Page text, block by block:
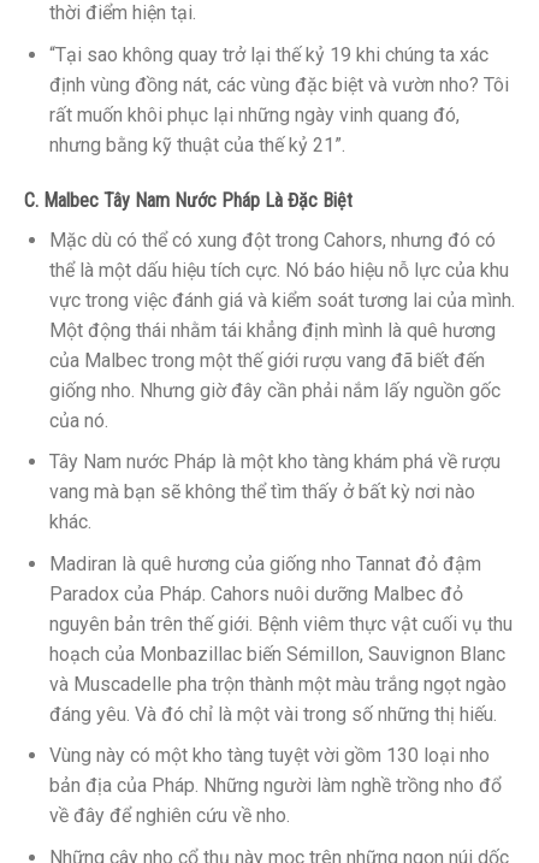
thời điểm hiện tại.
“Tại sao không quay trở lại thế kỷ 19 khi chúng ta xác
định vùng đồng nát, các vùng đặc biệt và vườn nho? Tôi
rất muốn khôi phục lại những ngày vinh quang đó,
nhưng bằng kỹ thuật của thế kỷ 21”.
C. Malbec Tây Nam Nước Pháp Là Đặc Biệt
Mặc dù có thể có xung đột trong Cahors, nhưng đó có
thể là một dấu hiệu tích cực. Nó báo hiệu nỗ lực của khu
vực trong việc đánh giá và kiểm soát tương lai của mình.
Một động thái nhằm tái khẳng định mình là quê hương
của Malbec trong một thế giới rượu vang đã biết đến
giống nho. Nhưng giờ đây cần phải nắm lấy nguồn gốc
của nó.
Tây Nam nước Pháp là một kho tàng khám phá về rượu
vang mà bạn sẽ không thể tìm thấy ở bất kỳ nơi nào
khác.
Madiran là quê hương của giống nho Tannat đỏ đậm
Paradox của Pháp. Cahors nuôi dưỡng Malbec đỏ
nguyên bản trên thế giới. Bệnh viêm thực vật cuối vụ thu
hoạch của Monbazillac biến Sémillon, Sauvignon Blanc
và Muscadelle pha trộn thành một màu trắng ngọt ngào
đáng yêu. Và đó chỉ là một vài trong số những thị hiếu.
Vùng này có một kho tàng tuyệt vời gồm 130 loại nho
bản địa của Pháp. Những người làm nghề trồng nho đổ
về đây để nghiên cứu về nho.
Những cây nho cổ thụ này mọc trên những ngọn núi dốc